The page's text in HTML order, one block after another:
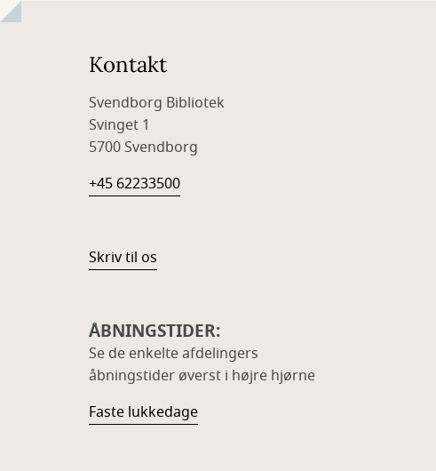
Kontakt
Svendborg Bibliotek
Svinget 1
5700 Svendborg
+45 62233500
Skriv til os
ÅBNINGSTIDER:
Se de enkelte afdelingers
åbningstider øverst i højre hjørne
Faste lukkedage